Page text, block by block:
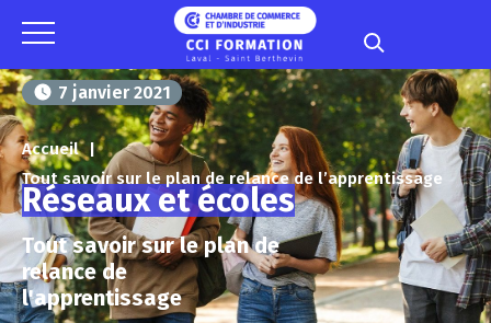
Accueil
Tout savoir sur le plan de relance de l’apprentissage
7 janvier 2021
Réseaux et écoles
Tout savoir sur le plan de
relance de
l'apprentissage
Panneau de gestion des cookies